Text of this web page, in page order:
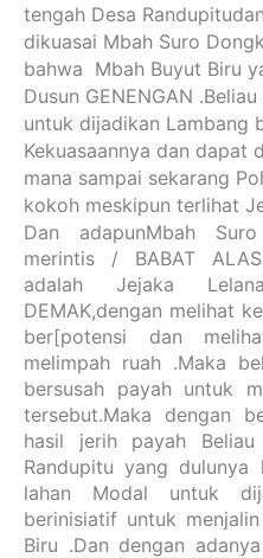
tengah Desa
dikuasai Mbah Suro
bahwa Mbah Buyut Biru
Dusun GENENGAN
untuk dijadikan Lambang
Kekuasaannya dan dapat
mana sampai sekarang
kokoh meskipun terlihat
Dan adapunMbah
merintis / BABAT
adalah Jejaka
DEMAK,dengan melihat
ber[potensi dan
melimpah ruah .Maka
bersusah payah untuk
tersebut.Maka dengan
hasil jerih payah
Randupitu yang dulunya
lahan Modal untuk
berinisiatif untuk
Biru .Dan dengan